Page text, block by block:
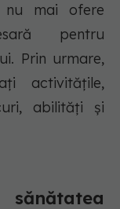
nu mai ofere
pentru
Prin urmare,
activitățile,
abilități și